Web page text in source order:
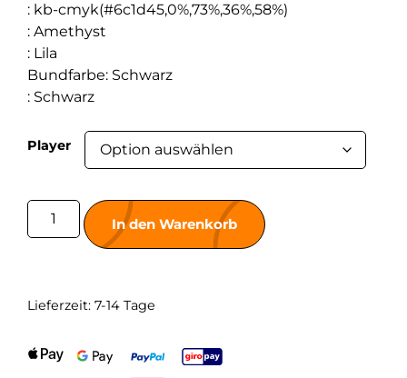
: kb-cmyk(#6c1d45,0%,73%,36%,58%)
: Amethyst
: Lila
Bundfarbe: Schwarz
: Schwarz
Player
In den Warenkorb
Lieferzeit: 7-14 Tage